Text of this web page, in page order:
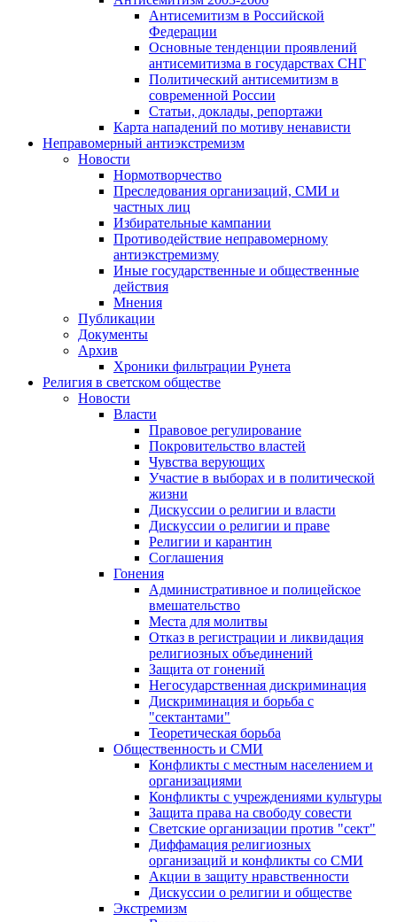
Антисемитизм в Российской
Федерации
Основные тенденции проявлений
антисемитизма в государствах СНГ
Политический антисемитизм в
современной России
Статьи, доклады, репортажи
Карта нападений по мотиву ненависти
Неправомерный антиэкстремизм
Новости
Нормотворчество
Преследования организаций, СМИ и
частных лиц
Избирательные кампании
Противодействие неправомерному
антиэкстремизму
Иные государственные и общественные
действия
Мнения
Публикации
Документы
Архив
Хроники фильтрации Рунета
Религия в светском обществе
Новости
Власти
Правовое регулирование
Покровительство властей
Чувства верующих
Участие в выборах и в политической
жизни
Дискуссии о религии и власти
Дискуссии о религии и праве
Религии и карантин
Соглашения
Гонения
Административное и полицейское
вмешательство
Места для молитвы
Отказ в регистрации и ликвидация
религиозных объединений
Защита от гонений
Негосударственная дискриминация
Дискриминация и борьба с
"сектантами"
Теоретическая борьба
Общественность и СМИ
Конфликты с местным населением и
организациями
Конфликты с учреждениями культуры
Защита права на свободу совести
Светские организации против "сект"
Диффамация религиозных
организаций и конфликты со СМИ
Акции в защиту нравственности
Дискуссии о религии и обществе
Экстремизм